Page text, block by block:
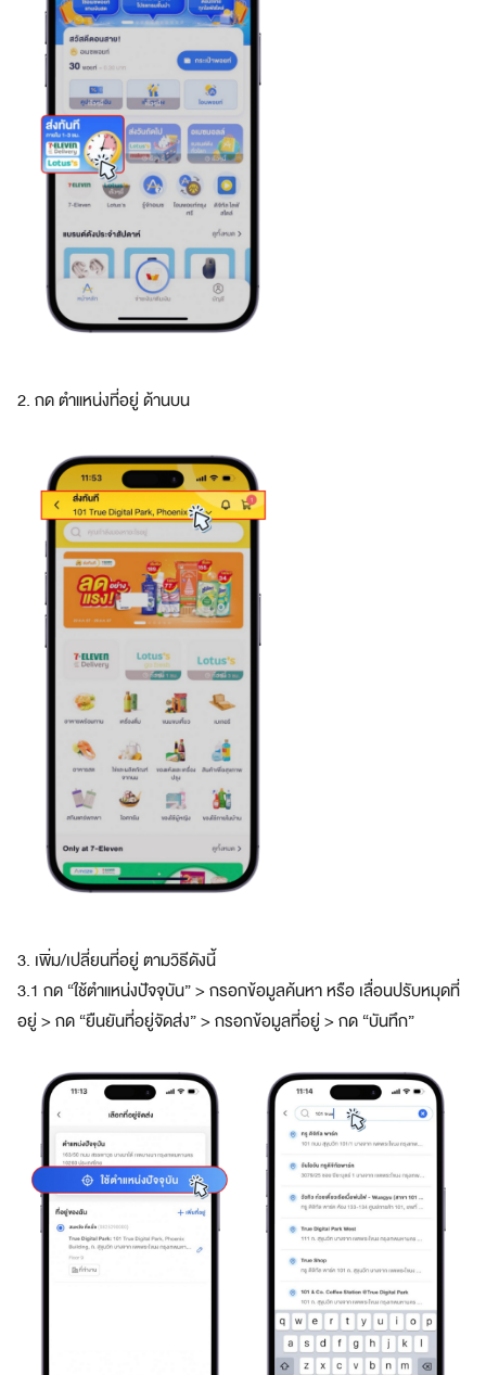
2. กด ตำแหน่งที่อยู่ ด้านบน
3. เพิ่ม/เปลี่ยนที่อยู่ ตามวิธีดังนี้
3.1 กด “ใช้ตำแหน่งปัจจุบัน” > กรอกข้อมูลค้นหา หรือ เลื่อนปรับหมุดที่
อยู่ > กด “ยืนยันที่อยู่จัดส่ง” > กรอกข้อมูลที่อยู่ > กด “บันทึก”